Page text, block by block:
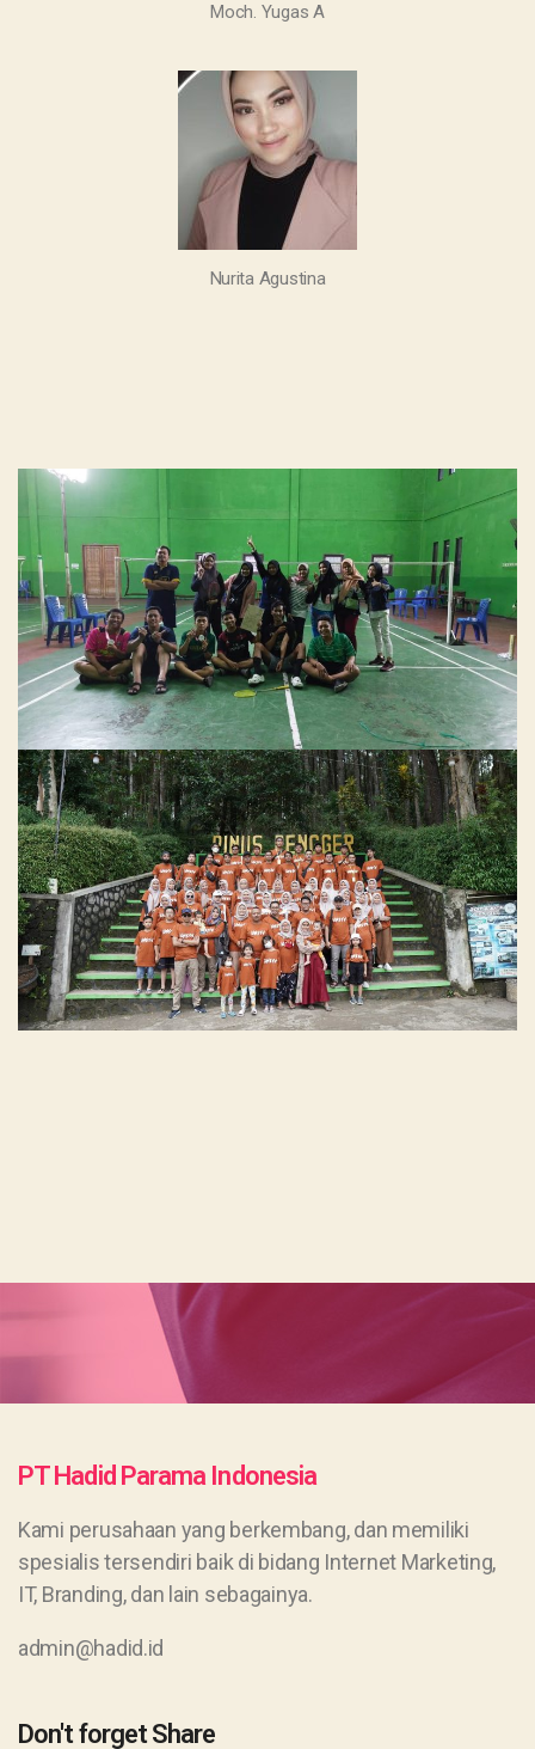
Moch. Yugas A
Nurita Agustina
PT Hadid Parama Indonesia
Kami perusahaan yang berkembang, dan memiliki
spesialis tersendiri baik di bidang Internet Marketing,
IT, Branding, dan lain sebagainya.
admin@hadid.id
Don't forget Share